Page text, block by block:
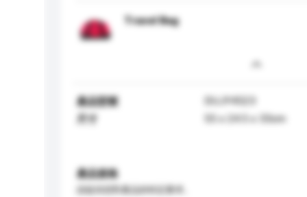
Travel Bag
產品型號
DUJY4523
55 x 24.5 x 33cm
產品規格